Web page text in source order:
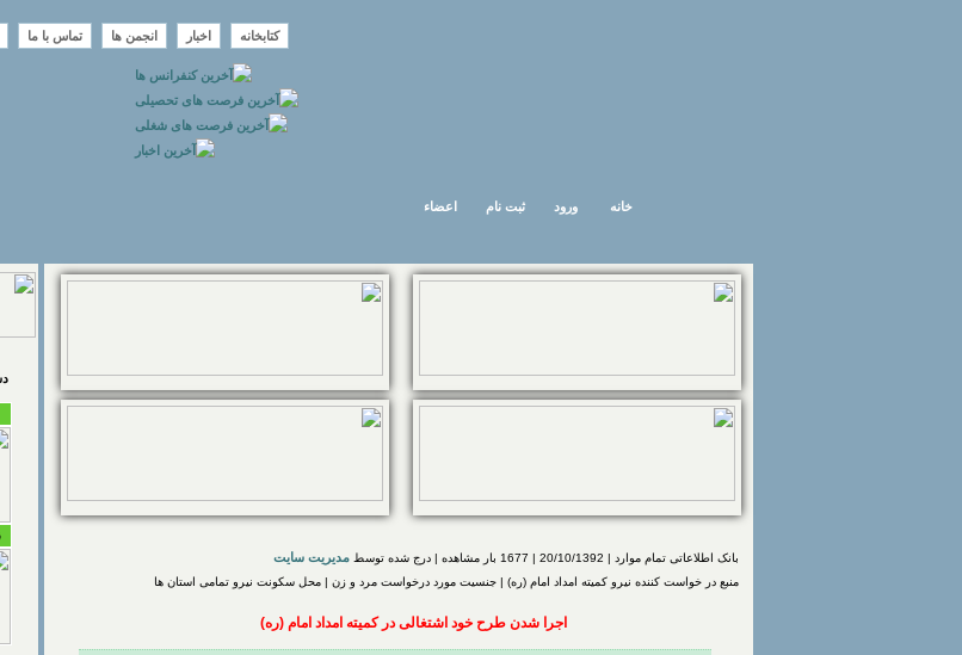
کتابخانه اخبار انجمن ها تماس با ما
اعضاء ثبت نام ورود خانه
بانک اطلاعاتی تمام موارد | 20/10/1392 | 1677 بار مشاهده | درج شده توسط مدیریت سایت
منبع در خواست کننده نیرو کمیته امداد امام (ره) | جنسیت مورد درخواست مرد و زن | محل سکونت نیرو تمامی استان ها
اجرا شدن طرح خود اشتغالی در کمیته امداد امام (ره)